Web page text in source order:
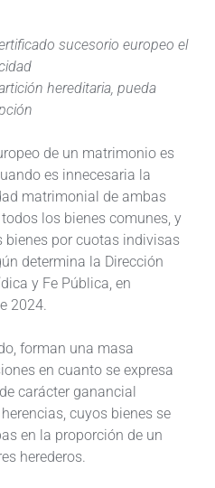
sucesorio europeo el
hereditaria, pueda
de un matrimonio es
es innecesaria la
matrimonial de ambas
los bienes comunes, y
bienes por cuotas indivisas
determina la Dirección
y Fe Pública, en
2024.
forman una masa
en cuanto se expresa
carácter ganancial
cuyos bienes se
en la proporción de un
herederos.